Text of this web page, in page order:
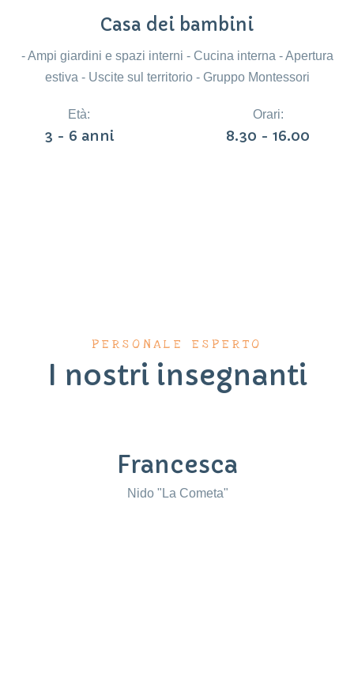
Casa dei bambini
- Ampi giardini e spazi interni - Cucina interna - Apertura
estiva - Uscite sul territorio - Gruppo Montessori
Età:
3 - 6 anni
Orari:
8.30 - 16.00
PERSONALE ESPERTO
I nostri insegnanti
Francesca
Nido "La Cometa"